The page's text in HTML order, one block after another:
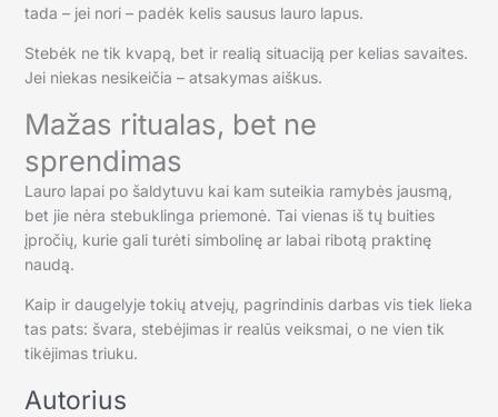
tada – jei nori – padėk kelis sausus lauro lapus.
Stebėk ne tik kvapą, bet ir realią situaciją per kelias savaites.
Jei niekas nesikeičia – atsakymas aiškus.
Mažas ritualas, bet ne
sprendimas
Lauro lapai po šaldytuvu kai kam suteikia ramybės jausmą,
bet jie nėra stebuklinga priemonė. Tai vienas iš tų buities
įpročių, kurie gali turėti simbolinę ar labai ribotą praktinę
naudą.
Kaip ir daugelyje tokių atvejų, pagrindinis darbas vis tiek lieka
tas pats: švara, stebėjimas ir realūs veiksmai, o ne vien tik
tikėjimas triuku.
Autorius